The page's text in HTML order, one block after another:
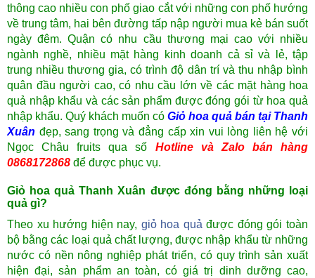
thông cao nhiều con phố giao cắt với những con phố hướng
về trung tâm, hai bên đường tấp nập người mua kẻ bán suốt
ngày đêm. Quận có nhu cầu thương mại cao với nhiều
ngành nghề, nhiều mặt hàng kinh doanh cả sỉ và lẻ, tập
trung nhiều thương gia, có trình độ dân trí và thu nhập bình
quân đầu người cao, có nhu cầu lớn về các mặt hàng hoa
quả nhập khẩu và các sản phẩm được đóng gói từ hoa quả
nhập khẩu. Quý khách muốn có Giỏ hoa quả bán tại Thanh
Xuân đẹp, sang trọng và đẳng cấp xin vui lòng liên hệ với
Ngọc Châu fruits qua số Hotline và Zalo bán hàng
0868172868 để được phục vụ.
Giỏ hoa quả Thanh Xuân được đóng bằng những loại
quả gì?
Theo xu hướng hiện nay, giỏ hoa quả được đóng gói toàn
bộ bằng các loại quả chất lượng, được nhập khẩu từ những
nước có nền nông nghiệp phát triển, có quy trình sản xuất
hiện đại, sản phẩm an toàn, có giá trị dinh dưỡng cao,